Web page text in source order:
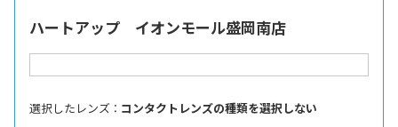
ハートアップ イオンモール盛岡南店
選択したレンズ ： コンタクトレンズの種類を選択しない